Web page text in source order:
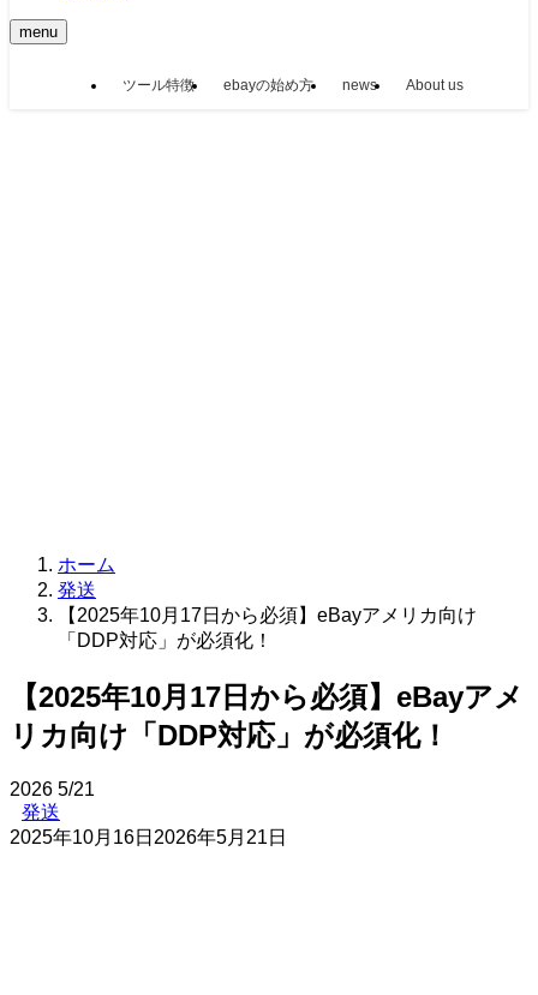
menu
ツール特徴 ebayの始め方 news About us
ホーム
発送
【2025年10月17日から必須】eBayアメリカ向け
「DDP対応」が必須化！
【2025年10月17日から必須】eBayアメ
リカ向け「DDP対応」が必須化！
2026 5/21
発送
2025年10月16日 2026年5月21日